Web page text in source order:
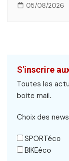
05/08/2026
S'inscrire
Toutes les
boite mail.
Choix des
SPORTéco
BIKEéco